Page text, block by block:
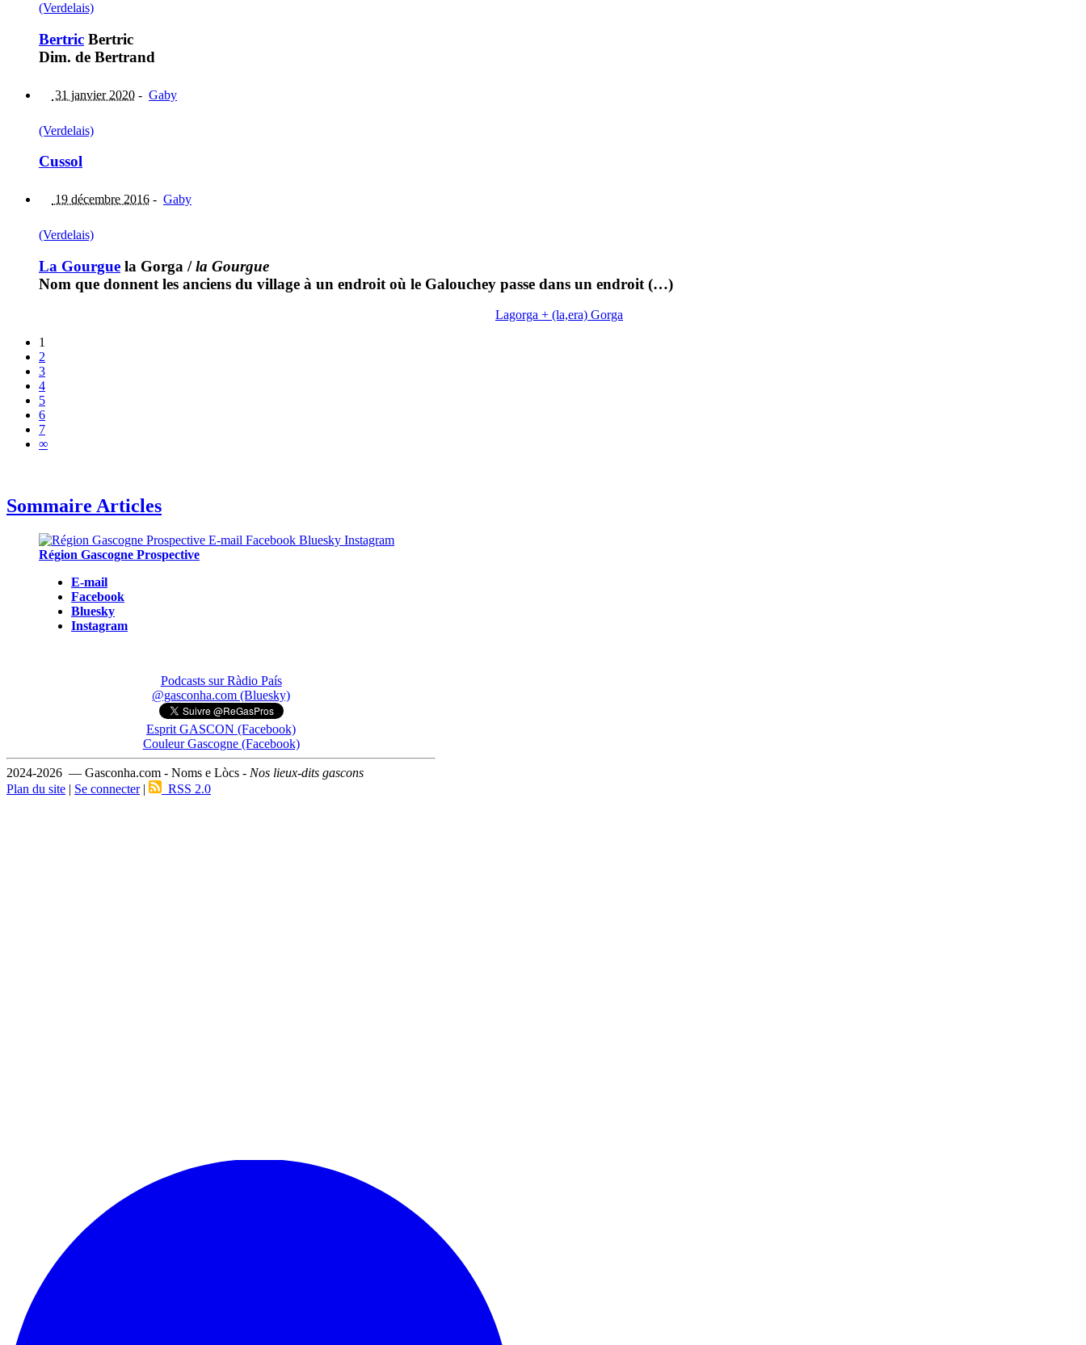
(Verdelais)
Bertric Bertric
Dim. de Bertrand
31 janvier 2020 - Gaby
(Verdelais)
Cussol
19 décembre 2016 - Gaby
(Verdelais)
La Gourgue la Gorga /la Gourgue
Nom que donnent les anciens du village à un endroit où le Galouchey passe dans un endroit (…)
Lagorga + (la,era) Gorga
1
2
3
4
5
6
7
∞
Sommaire Articles
Région Gascogne Prospective
E-mail
Facebook
Bluesky
Instagram
Podcasts sur Ràdio País
@gasconha.com (Bluesky)
Esprit GASCON (Facebook)
Couleur Gascogne (Facebook)
2024-2026 — Gasconha.com - Noms e Lòcs - Nos lieux-dits gascons
Plan du site | Se connecter| RSS 2.0